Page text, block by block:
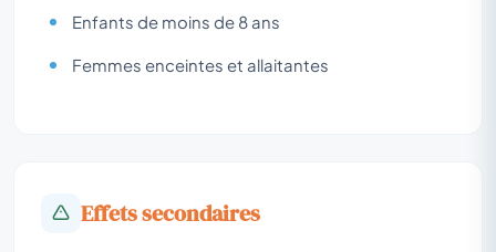
Enfants de moins de 8 ans
Femmes enceintes et allaitantes
Effets secondaires